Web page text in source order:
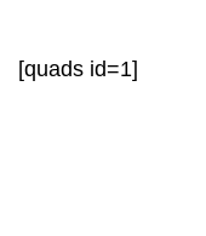
[quads id=1]